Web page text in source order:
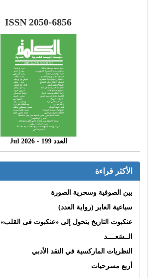
ISSN 2050-6856
العدد 199 - 2026 Jul
الأكثر قراءة
بين الصوفية وسحرية الصورة
سباعية العابر (رواية العدد)
عنكبوت التاريخ يتحول إلى «عنكبوت فى القلب»
الــسَعــــد
النظريات الماركسية في النقد الأدبي
أربع مسرحيات